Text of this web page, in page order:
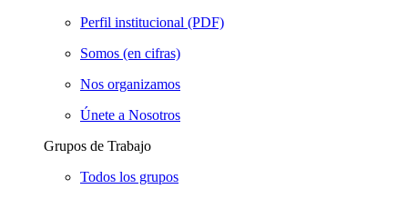
Perfil institucional (PDF)
Somos (en cifras)
Nos organizamos
Únete a Nosotros
Grupos de Trabajo
Todos los grupos